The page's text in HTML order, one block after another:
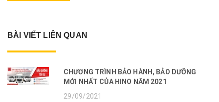
BÀI VIẾT LIÊN QUAN
CHƯƠNG TRÌNH BẢO HÀNH, BẢO DƯỠNG
MỚI NHẤT CỦA HINO NĂM 2021
29/09/2021